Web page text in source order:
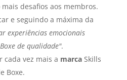
desafios aos membros.
e seguindo a máxima da
experiências emocionais
de qualidade".
cada vez mais a marcaSkills
Boxe.